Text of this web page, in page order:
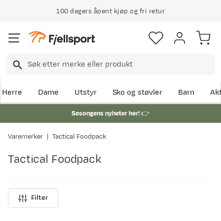
100 dagers åpent kjøp og fri retur
Herre Dame Utstyr Sko og støvler Barn
Sesongens nyheter her!👉
Varemerker Tactical Foodpack
Tactical Foodpack
Filter